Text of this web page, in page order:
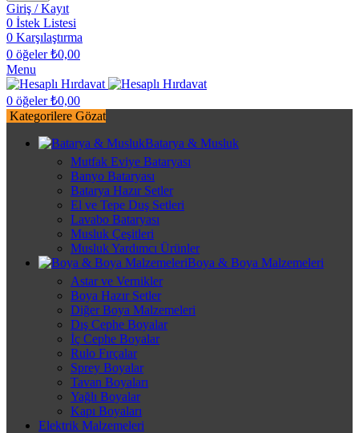
Giriş / Kayıt
0 İstek Listesi
0 Karşılaştırma
0 öğeler ₺0,00
Menu
0 öğeler ₺0,00
Kategorilere Gözat
Batarya & Musluk
Mutfak Eviye Bataryası
Banyo Bataryası
Batarya Hazır Setler
El ve Tepe Duş Setleri
Lavabo Bataryası
Musluk Çeşitleri
Musluk Yardımcı Ürünler
Boya & Boya Malzemeleri
Astar ve Vernikler
Boya Hazır Setler
Diğer Boya Malzemeleri
Dış Cephe Boyalar
İç Cephe Boyalar
Rulo Fırçalar
Sprey Boyalar
Tavan Boyaları
Yağlı Boyalar
Kapı Boyaları
Elektrik Malzemeleri